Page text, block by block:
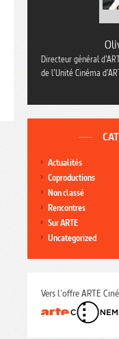
Directeur général
de l’Unité Cinéma
Actualités
Coproductions
Non classé
Rencontres
Sur ARTE
Uncategorized
Vers l'offre ARTE